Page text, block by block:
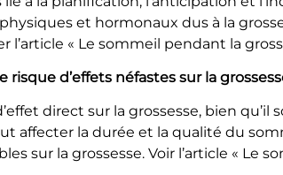
et hormonaux dus à la
l’article « Le sommeil pendant la
d’effets néfastes sur la
direct sur la grossesse, bien
affecter la durée et la qualité du
sur la grossesse. Voir l’article « Le